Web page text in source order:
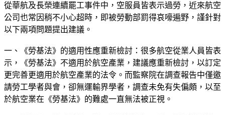
從華航及長榮連續罷工事件中，空服員皆表示過勞，近來航空
公司也常因稍不小心超時，即被勞動部罰得哀嚎遍野，謹針對
以下兩項問題提出建議。
一、《勞基法》的適用性應重新檢討：很多航空從業人員皆表
示，《勞基法》不適用於航空產業，建議應重新檢討，以訂定
更完善更適用於航空產業的法令。而監察院在調查報告中僅邀
請勞工學者與會，卻無運輸界學者，調查未免有失偏頗，以至
於航空業在《勞基法》的難處一直無法被正視。